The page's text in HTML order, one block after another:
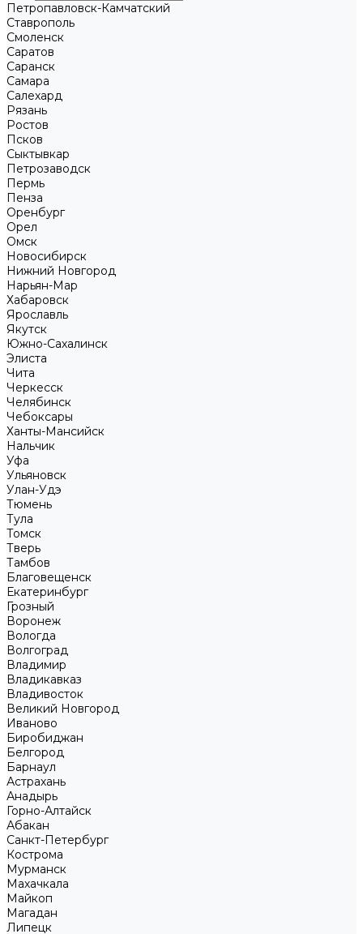
Петропавловск-Камчатский
Ставрополь
Смоленск
Саратов
Саранск
Самара
Салехард
Рязань
Ростов
Псков
Сыктывкар
Петрозаводск
Пермь
Пенза
Оренбург
Орел
Омск
Новосибирск
Нижний Новгород
Нарьян-Мар
Хабаровск
Ярославль
Якутск
Южно-Сахалинск
Элиста
Чита
Черкесск
Челябинск
Чебоксары
Ханты-Мансийск
Нальчик
Уфа
Ульяновск
Улан-Удэ
Тюмень
Тула
Томск
Тверь
Тамбов
Благовещенск
Екатеринбург
Грозный
Воронеж
Вологда
Волгоград
Владимир
Владикавказ
Владивосток
Великий Новгород
Иваново
Биробиджан
Белгород
Барнаул
Астрахань
Анадырь
Горно-Алтайск
Абакан
Санкт-Петербург
Кострома
Мурманск
Махачкала
Майкоп
Магадан
Липецк